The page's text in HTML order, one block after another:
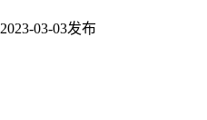
2023-03-03发布